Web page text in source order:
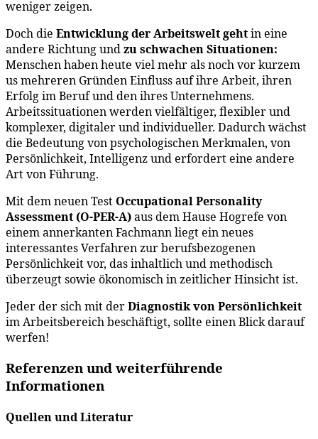
weniger zeigen.
Doch die Entwicklung der Arbeitswelt gehtin eine
andere Richtung undzu schwachen Situationen:
Menschen haben heute viel mehr als noch vor kurzem
us mehreren Gründen Einfluss auf ihre Arbeit, ihren
Erfolg im Beruf und den ihres Unternehmens.
Arbeitssituationen werden vielfältiger, flexibler und
komplexer, digitaler und individueller. Dadurch wächst
die Bedeutung von psychologischen Merkmalen, von
Persönlichkeit, Intelligenz und erfordert eine andere
Art von Führung.
Mit dem neuen Test Occupational Personality
Assessment (O-PER-A)aus dem Hause Hogrefe von
einem annerkanten Fachmann liegt ein neues
interessantes Verfahren zur berufsbezogenen
Persönlichkeit vor, das inhaltlich und methodisch
überzeugt sowie ökonomisch in zeitlicher Hinsicht ist.
Jeder der sich mit derDiagnostik von Persönlichkeit
im Arbeitsbereich beschäftigt, sollte einen Blick darauf
werfen!
Referenzen und weiterführende
Informationen
Quellen und Literatur